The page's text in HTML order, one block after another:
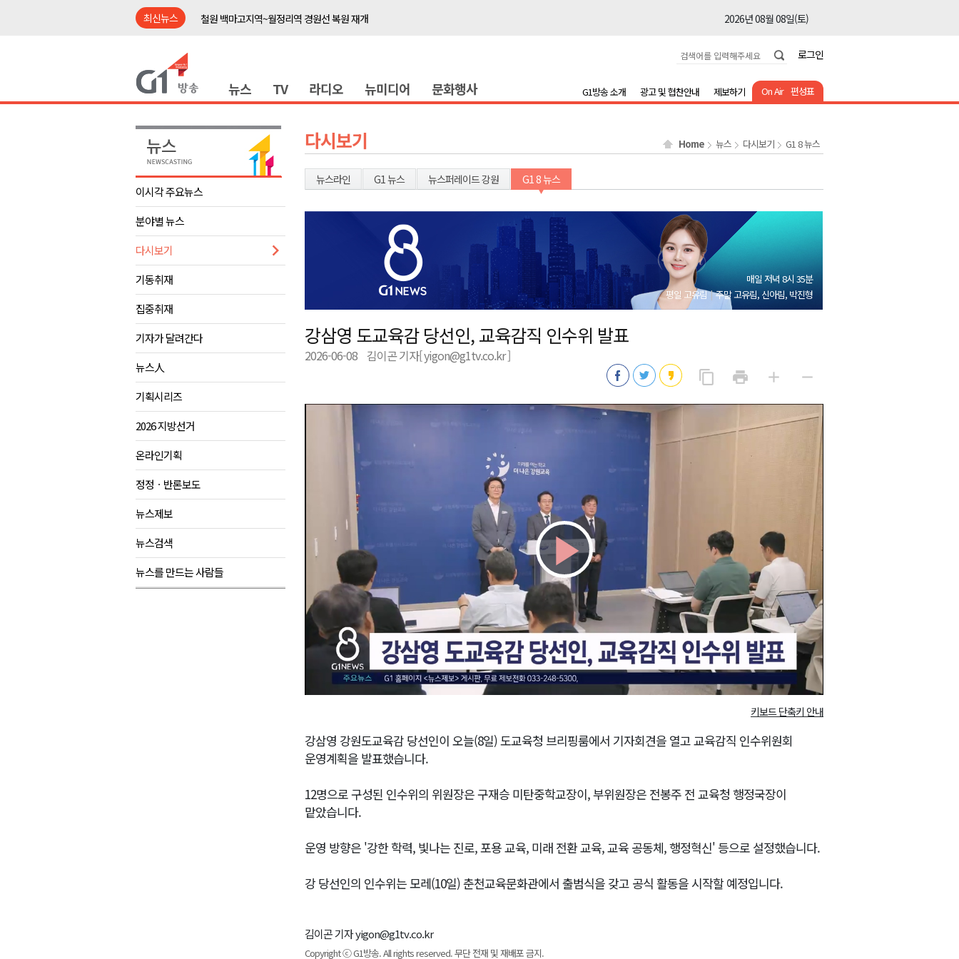
최신뉴스
철원 백마고지역~월정리역 경원선 복원 재개
2026년 08월 08일(토)
2026년 08월 08일(토)
영월군, 14~15일 서부시장 야시장 운영
2026년 08월 08일(토)
강원개발공사, 공기업 평가 2년 연속 '다'등급
도-시군 첫 간담회..우상호 "하나된 공동체"
2026년 08월 07일(금)
이 대통령, 사북·납북귀환어부 국가폭력 사과
2026년 08월 08일(토)
철원 백마고지역~월정리역 경원선 복원 재개
2026년 08월 08일(토)
어젯밤 원주 아파트 정전..천 백여세대 불편
2026년 08월 08일(토)
춘천시립 '장애아동전담어린이집' 개원
2026년 08월 08일(토)
양양군, 21일까지 '초등학생 틈새 돌봄' 시행
강원개발공사, 공기업 평가 2년 연속 '다'등급
도-시군 첫 간담회..우상호 "하나된 공동체"
2026년 08월 07일(금)
이 대통령, 사북·납북귀환어부 국가폭력 사과
2026년 08월 07일(금)
로그인
뉴스 TV 라디오 뉴미디어 문화행사 On Air 편성표
G1방송 소개 광고 및 협찬안내 제보하기
이시각 주요뉴스
분야별 뉴스
다시보기
기동취재
집중취재
기자가 달려간다
뉴스人
기획시리즈
2026 지방선거
온라인기획
정정ㆍ반론보도
뉴스제보
뉴스검색
뉴스를 만드는 사람들
다시보기 Home 뉴스 다시보기 G1 8 뉴스
뉴스라인 G1 뉴스 뉴스퍼레이드 강원 G1 8 뉴스
매일 저녁 8시 35분
평일 고유림
주말 고유림, 신아림, 박진형
강삼영 도교육감 당선인, 교육감직 인수위 발표
2026-06-08 김이곤 기자[ yigon@g1tv.co.kr ]
content_copy
사
print add
게
remove
게
Play
Video
키보드 단축키 안내
강삼영 강원도교육감 당선인이 오늘(8일) 도교육청 브리핑룸에서 기자회견을 열고 교육감직 인수위원회
운영계획을 발표했습니다.
12명으로 구성된 인수위의 위원장은 구재승 미탄중학교장이, 부위원장은 전봉주 전 교육청 행정국장이
맡았습니다.
운영 방향은 '강한 학력, 빛나는 진로, 포용 교육, 미래 전환 교육, 교육 공동체, 행정혁신' 등으로 설정했습니다.
강 당선인의 인수위는 모레(10일) 춘천교육문화관에서 출범식을 갖고 공식 활동을 시작할 예정입니다.
김이곤 기자 yigon@g1tv.co.kr
Copyright ⓒ G1방송. All rights reserved. 무단 전재 및 재배포 금지.